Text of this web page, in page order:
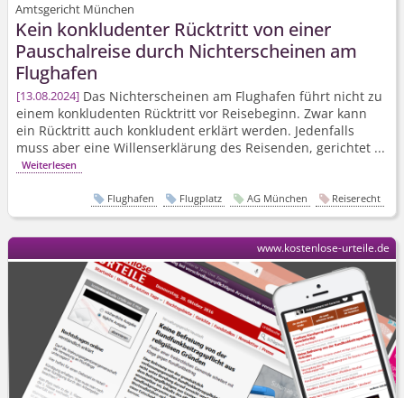
Amtsgericht München
Kein konkludenter Rücktritt von einer
Pauschalreise durch Nichterscheinen am
Flughafen
13.08.2024 Das Nichterscheinen am Flughafen führt nicht zu
einem konkludenten Rücktritt vor Reisebeginn. Zwar kann
ein Rücktritt auch konkludent erklärt werden. Jedenfalls
muss aber eine Willenserklärung des Reisenden, gerichtet ...
Weiterlesen
Flughafen Flugplatz AG München Reiserecht
www.kostenlose-urteile.de